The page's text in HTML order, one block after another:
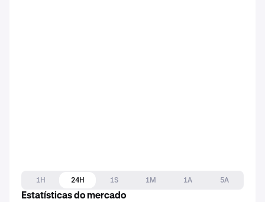
1H 24H 1S 1M 1A
5A
Estatísticas do mercado